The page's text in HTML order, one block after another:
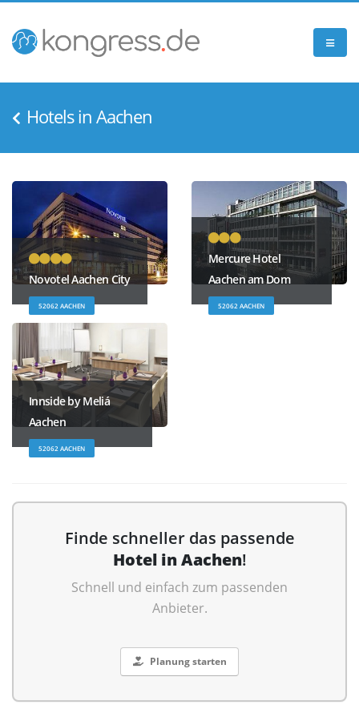
Hotels in Aachen
Novotel Aachen City
52062 AACHEN
Mercure Hotel
Aachen am Dom
52062 AACHEN
Innside by Meliá
Aachen
52062 AACHEN
Finde schneller das passende
Hotel in Aachen!
Schnell und einfach zum passenden
Anbieter.
Planung starten